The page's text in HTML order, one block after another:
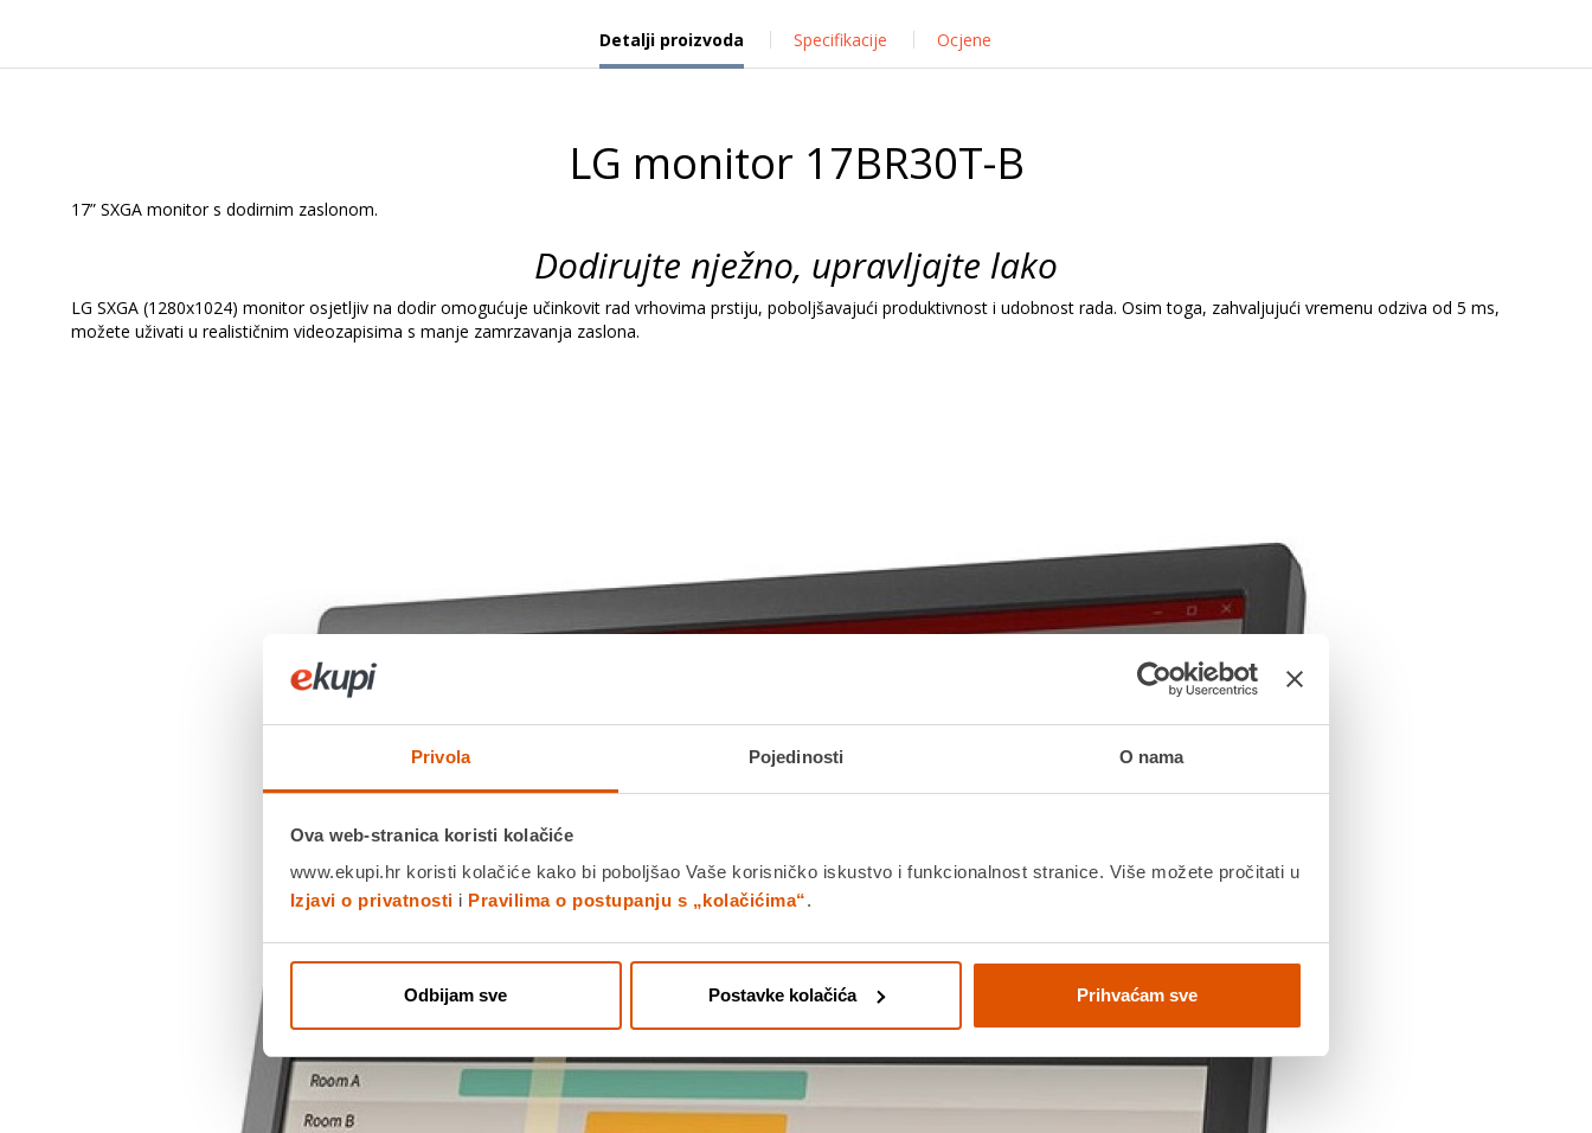
Privola Pojedinosti O nama
Ova web-stranica koristi kolačiće
www.ekupi.hr koristi kolačiće kako bi poboljšao Vaše korisničko iskustvo i funkcionalnost stranice. Više možete pročitati u
Izjavi o privatnosti i Pravilima o postupanju s „kolačićima“.
Odbijam sve Postavke kolačića Prihvaćam sve
Detalji proizvoda Specifikacije Ocjene
LG monitor 17BR30T-B
17” SXGA monitor s dodirnim zaslonom.
Dodirujte nježno, upravljajte lako
LG SXGA (1280x1024) monitor osjetljiv na dodir omogućuje učinkovit rad vrhovima prstiju, poboljšavajući produktivnost i udobnost rada. Osim toga, zahvaljujući vremenu odziva od 5 ms,
možete uživati u realističnim videozapisima s manje zamrzavanja zaslona.